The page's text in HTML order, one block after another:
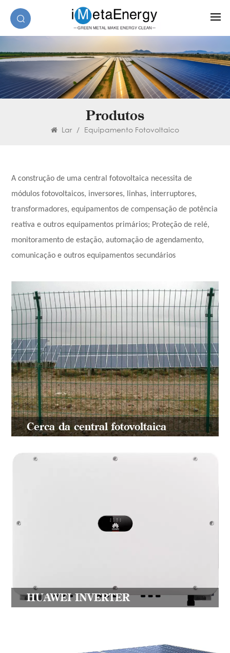
Produtos
Lar / Equipamento Fotovoltaico
A construção de uma central fotovoltaica necessita de
módulos fotovoltaicos, inversores, linhas, interruptores,
transformadores, equipamentos de compensação de potência
reativa e outros equipamentos primários; Proteção de relé,
monitoramento de estação, automação de agendamento,
comunicação e outros equipamentos secundários
Cerca da central fotovoltaica
HUAWEI INVERTER